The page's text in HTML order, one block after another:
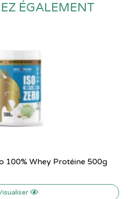
ÉGALEMENT
100% Whey Protéine 500g